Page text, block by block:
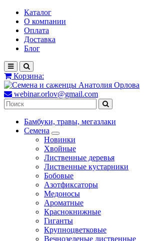
Каталог
О компании
Оплата
Доставка
Блог
Корзина:
webinar.orlov@gmail.com
Бамбуки, травы, мегазлаки
Семена
Новинки
Хвойные
Лиственные деревья
Лиственные кустарники
Бобовые
Азотфиксаторы
Медоносы
Ароматные
Краснокнижные
Гиганты
Крупноцветковые
Вечнозеленые лиственные